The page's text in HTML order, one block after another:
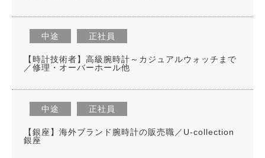
中途 正社員
【時計技術者】高級腕時計～カジュアルウォッチまで
／修理・オーバーホール他
中途 正社員
【銀座】海外ブランド腕時計の販売職／U-collection
銀座